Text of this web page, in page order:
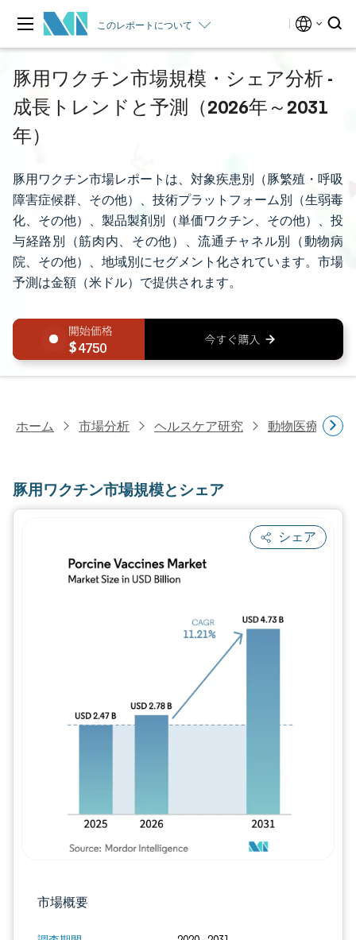
このレポートについて
豚用ワクチン市場規模・シェア分析 -
成長トレンドと予測（2026年～2031
年）
豚用ワクチン市場レポートは、対象疾患別（豚繁殖・呼吸
障害症候群、その他）、技術プラットフォーム別（生弱毒
化、その他）、製品製剤別（単価ワクチン、その他）、投
与経路別（筋肉内、その他）、流通チャネル別（動物病
院、その他）、地域別にセグメント化されています。市場
予測は金額（米ドル）で提供されます。
4750
ホーム 市場分析 ヘルスケア研究 動物医療研究
豚用ワクチン市場規模とシェア
シェア
市場概要
画像 © Mordor Intelligence。再利用には